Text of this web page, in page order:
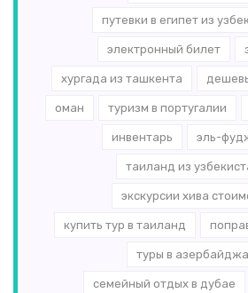
путевки в египет из
электронный билет
хургада из ташкента
оман туризм в португалии
инвентарь эль-­
таиланд из
экскурсии хива
купить тур в таиланд
туры в
семейный отдых в дубае